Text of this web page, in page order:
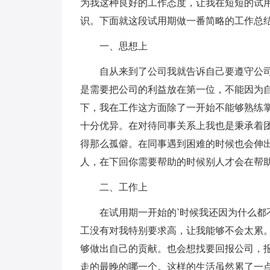
为我这种良好的工作态度，让我在短短的试
识。下面就这段试用期做一番简略的工作总
一、思想上
自从来到了公司我就告诉自己要遵守公
是需要把公司的利益放在第一位，不能因为
下，我在工作这方面除了一开始不能够熟练
十分优异。在对待同事关系上我也是秉承着
得那么孤僻。在同事遇到困难的时候也会伸
人，在下回你需要帮助的时候别人才会在帮
二、工作上
在试用期一开始的`时候我还因为什么
工没有对我特别要求高，让我能够不会太累
够做出自己的贡献。也会想找要回报公司，
走的最晚的哪一个。这样的生活虽然累了一